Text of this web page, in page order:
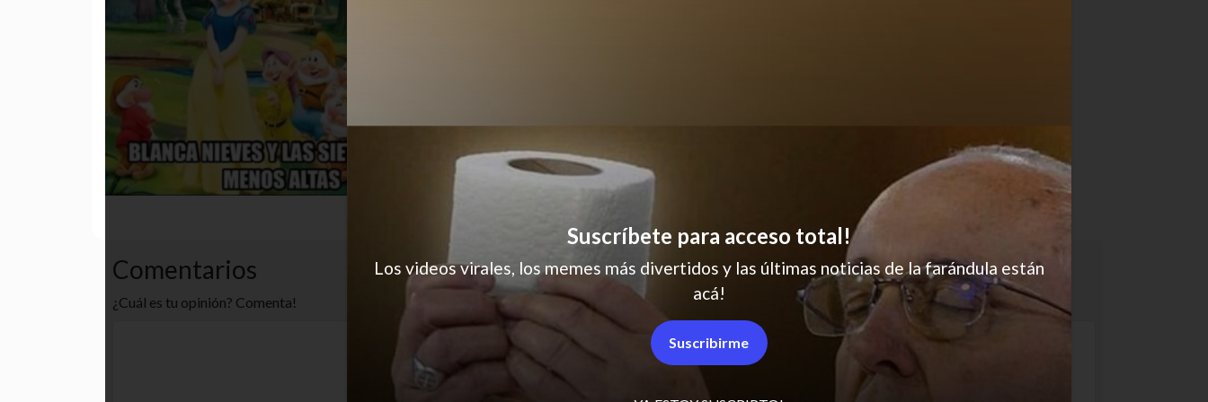
humor
Comentarios
¿Cuál es tu opinión? Comenta!
Suscríbete para acceso total!
Los videos virales, los memes más divertidos y las últimas noticias de la farándula están
acá!
Suscribirme